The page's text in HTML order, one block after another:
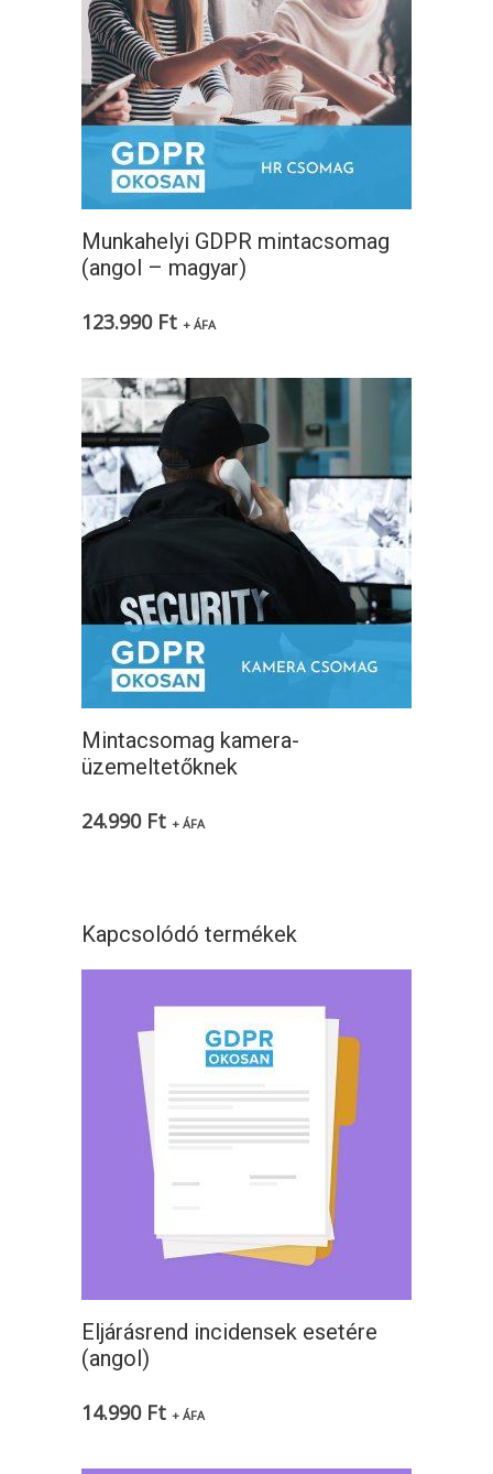
Munkahelyi GDPR mintacsomag
(angol – magyar)
123.990 Ft + ÁFA
Mintacsomag kamera-
üzemeltetőknek
24.990 Ft + ÁFA
Kapcsolódó termékek
Eljárásrend incidensek esetére
(angol)
14.990 Ft + ÁFA